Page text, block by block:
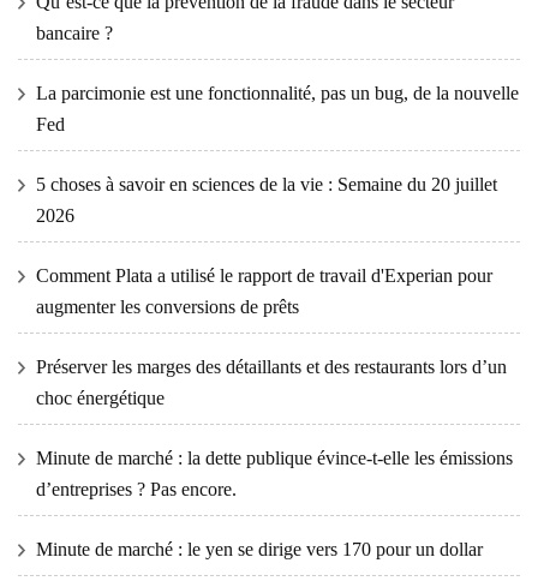
bancaire ?
La parcimonie est une fonctionnalité, pas un bug, de la nouvelle
Fed
5 choses à savoir en sciences de la vie : Semaine du 20 juillet
2026
Comment Plata a utilisé le rapport de travail d'Experian pour
augmenter les conversions de prêts
Préserver les marges des détaillants et des restaurants lors d’un
choc énergétique
Minute de marché : la dette publique évince-t-elle les émissions
d’entreprises ? Pas encore.
Minute de marché : le yen se dirige vers 170 pour un dollar